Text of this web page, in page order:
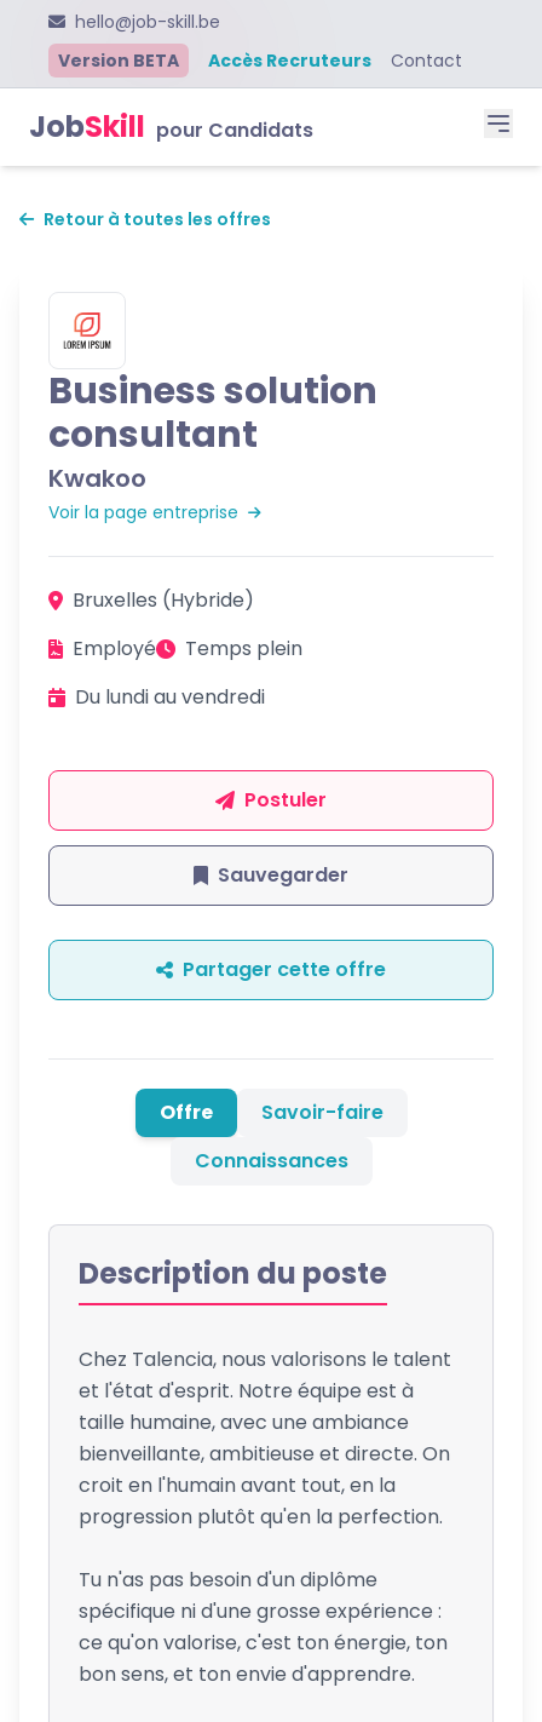
hello@job-skill.be
Version BETA
Accès Recruteurs Contact
JobSkill pour Candidats
Retour à toutes les offres
Business solution
consultant
Kwakoo
Voir la page entreprise
Bruxelles (Hybride)
Employé
Temps plein
Du lundi au vendredi
Postuler
Sauvegarder
Partager cette offre
Offre
Savoir-faire
Connaissances
Description du poste
Chez Talencia, nous valorisons le talent
et l'état d'esprit. Notre équipe est à
taille humaine, avec une ambiance
bienveillante, ambitieuse et directe. On
croit en l'humain avant tout, en la
progression plutôt qu'en la perfection.
Tu n'as pas besoin d'un diplôme
spécifique ni d'une grosse expérience :
ce qu'on valorise, c'est ton énergie, ton
bon sens, et ton envie d'apprendre.